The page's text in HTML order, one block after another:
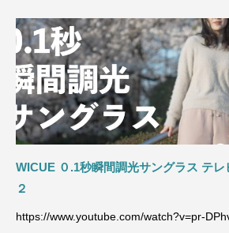
WICUE ０.1秒瞬間調光サングラス テ
２
https://www.youtube.com/watch?v=pr-